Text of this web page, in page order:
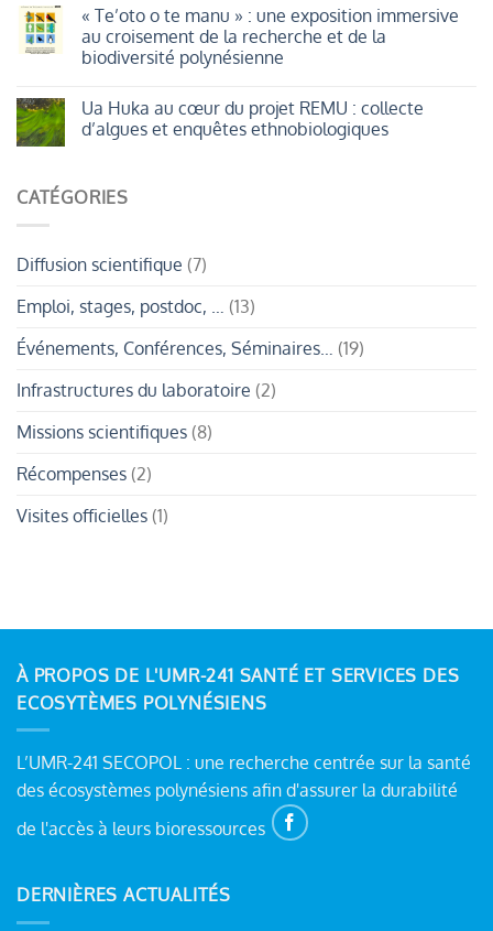
oiseaux
marins
au
rythme
géomorphologie.
sur
Appel
à
candidature
de
doctorat
(2026–
« Te’oto o te manu » : une exposition immersive
au croisement de la recherche et de la
biodiversité polynésienne
sur
«
Te’oto
»
:
au
la
de
biodiversité
polynésienne
Ua Huka au cœur du projet REMU : collecte
d’algues et enquêtes ethnobiologiques
Ua
Huka
projet
collecte
enquêtes
CATÉGORIES
Diffusion scientifique (7)
Emploi, stages, postdoc, …
(13)
Événements, Conférences, Séminaires…
(19)
Infrastructures du laboratoire (2)
Missions scientifiques (8)
Récompenses (2)
Visites officielles (1)
À PROPOS DE L'UMR-241 SANTÉ ET SERVICES DES
ECOSYTÈMES POLYNÉSIENS
L’UMR-241 SECOPOL : une recherche centrée sur la santé
des écosystèmes polynésiens afin d'assurer la durabilité
de l'accès à leurs bioressources
DERNIÈRES ACTUALITÉS